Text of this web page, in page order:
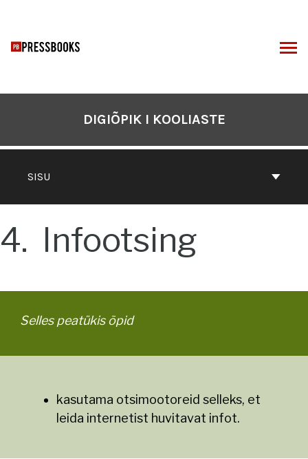
juurde
SISU
DIGIÕPIK I KOOLIASTE
4 Infootsing
Selles peatükis õpid
kasutama otsimootoreid selleks, et
leida internetist huvitavat infot.